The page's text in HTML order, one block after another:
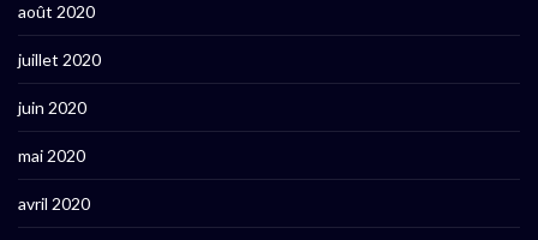
août 2020
juillet 2020
juin 2020
mai 2020
avril 2020